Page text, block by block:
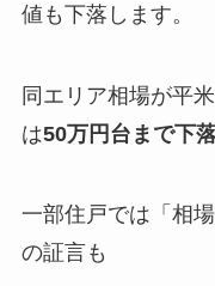
値も下落します。
同エリア相場が平
は50万円台まで下
一部住戸では「相
の証言も